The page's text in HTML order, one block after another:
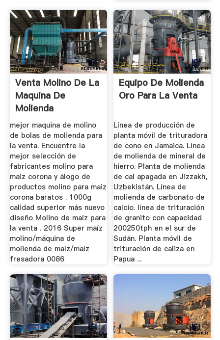
Venta Molino De La
Maquina De
Molienda
mejor maquina de molino
de bolas de molienda para
la venta. Encuentre la
mejor selección de
fabricantes molino para
maiz corona y álogo de
productos molino para maiz
corona baratos . 1000g
calidad superior más nuevo
diseño Molino de maíz para
la venta . 2016 Super maíz
molino/máquina de
molienda de maíz/maíz
fresadora 0086
Equipo De Molienda
Oro Para La Venta
Línea de producción de
planta móvil de trituradora
de cono en Jamaica. Línea
de molienda de mineral de
hierro. Planta de molienda
de cal apagada en Jizzakh,
Uzbekistán. Línea de
molienda de carbonato de
calcio. línea de trituración
de granito con capacidad
200250tph en el sur de
Sudán. Planta móvil de
trituración de caliza en
Papua ...